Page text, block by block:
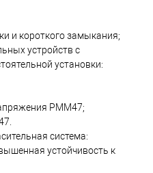
и короткого замыкания;
устройств с
установки:
РММ47;
система:
устойчивость к